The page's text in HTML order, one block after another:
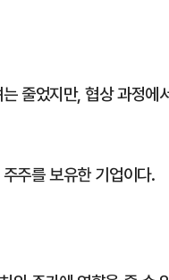
줄었지만, 협상 과정
주를 보유한 기업이다.